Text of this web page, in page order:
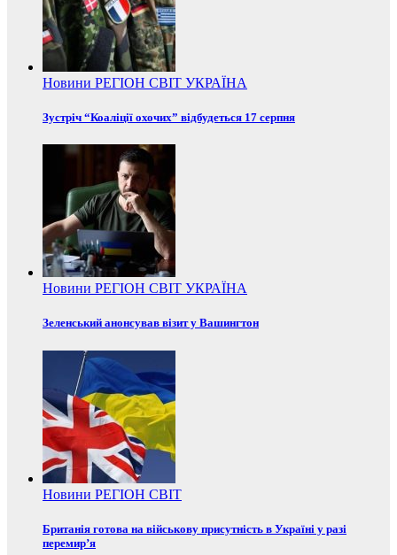
Новини РЕГІОН СВІТ УКРАЇНА
Зустріч “Коаліції охочих” відбудеться 17 серпня
Новини РЕГІОН СВІТ УКРАЇНА
Зеленський анонсував візит у Вашингтон
Новини РЕГІОН СВІТ
Британія готова на військову присутність в Україні у разі
перемир’я